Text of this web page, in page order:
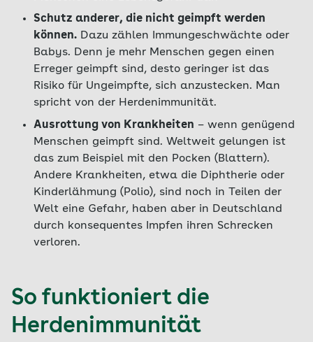
Schutz anderer, die nicht geimpft werden
können. Dazu zählen Immungeschwächte oder
Babys. Denn je mehr Menschen gegen einen
Erreger geimpft sind, desto geringer ist das
Risiko für Ungeimpfte, sich anzustecken. Man
spricht von der Herdenimmunität.
Ausrottung von Krankheiten – wenn genügend
Menschen geimpft sind. Weltweit gelungen ist
das zum Beispiel mit den Pocken (Blattern).
Andere Krankheiten, etwa die Diphtherie oder
Kinderlähmung (Polio), sind noch in Teilen der
Welt eine Gefahr, haben aber in Deutschland
durch konsequentes Impfen ihren Schrecken
verloren.
So funktioniert die
Herdenimmunität